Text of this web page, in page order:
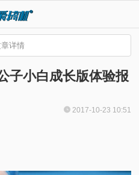
章详情
子小白成长版体验报
2017-10-23 10:51